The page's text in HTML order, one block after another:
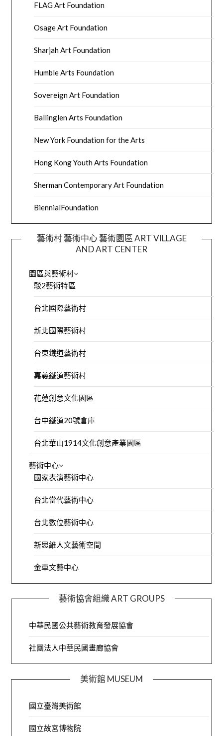
FLAG Art Foundation
Osage Art Foundation
Sharjah Art Foundation
Humble Arts Foundation
Sovereign Art Foundation
Ballinglen Arts Foundation
New York Foundation for the Arts
Hong Kong Youth Arts Foundation
Sherman Contemporary Art Foundation
BiennialFoundation
藝術村 藝術中心 藝術園區 ART VILLAGE
AND ART CENTER
園區與藝術村
駁2藝術特區
台北國際藝術村
新北國際藝術村
台東鐵道藝術村
嘉義鐵道藝術村
花蓮創意文化園區
台中鐵道20號倉庫
台北華山1914文化創意產業園區
藝術中心
國家表演藝術中心
台北當代藝術中心
台北數位藝術中心
新思維人文藝術空間
金車文藝中心
藝術協會組織 ART GROUPS
中華民國公共藝術教育發展協會
社團法人中華民國畫廊協會
美術館 MUSEUM
國立臺灣美術館
國立故宮博物院